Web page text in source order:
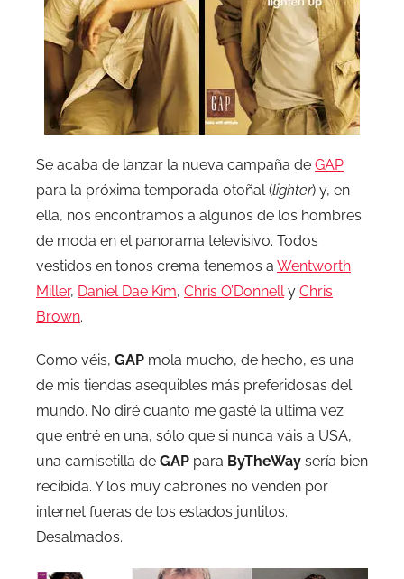
Se acaba de lanzar la nueva campaña de GAP
para la próxima temporada otoñal (lighter) y, en
ella, nos encontramos a algunos de los hombres
de moda en el panorama televisivo. Todos
vestidos en tonos crema tenemos a Wentworth
Miller, Daniel Dae Kim, Chris O’Donnell y Chris
Brown.
Como véis, GAP mola mucho, de hecho, es una
de mis tiendas asequibles más preferidosas del
mundo. No diré cuanto me gasté la última vez
que entré en una, sólo que si nunca váis a USA,
una camisetilla de GAP para ByTheWay sería bien
recibida. Y los muy cabrones no venden por
internet fueras de los estados juntitos.
Desalmados.